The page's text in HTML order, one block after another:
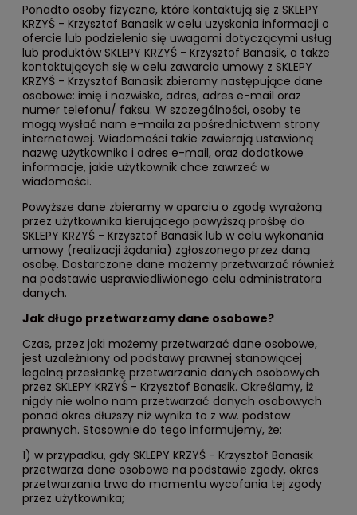
Ponadto osoby fizyczne, które kontaktują się z SKLEPY
KRZYŚ - Krzysztof Banasik w celu uzyskania informacji o
ofercie lub podzielenia się uwagami dotyczącymi usług
lub produktów SKLEPY KRZYŚ - Krzysztof Banasik, a także
kontaktujących się w celu zawarcia umowy z SKLEPY
KRZYŚ - Krzysztof Banasik zbieramy następujące dane
osobowe: imię i nazwisko, adres, adres e-mail oraz
numer telefonu/ faksu. W szczególności, osoby te
mogą wysłać nam e-maila za pośrednictwem strony
internetowej. Wiadomości takie zawierają ustawioną
nazwę użytkownika i adres e-mail, oraz dodatkowe
informacje, jakie użytkownik chce zawrzeć w
wiadomości.
Powyższe dane zbieramy w oparciu o zgodę wyrażoną
przez użytkownika kierującego powyższą prośbę do
SKLEPY KRZYŚ - Krzysztof Banasik lub w celu wykonania
umowy (realizacji żądania) zgłoszonego przez daną
osobę. Dostarczone dane możemy przetwarzać również
na podstawie usprawiedliwionego celu administratora
danych.
Jak długo przetwarzamy dane osobowe?
Czas, przez jaki możemy przetwarzać dane osobowe,
jest uzależniony od podstawy prawnej stanowiącej
legalną przesłankę przetwarzania danych osobowych
przez SKLEPY KRZYŚ - Krzysztof Banasik. Określamy, iż
nigdy nie wolno nam przetwarzać danych osobowych
ponad okres dłuższy niż wynika to z ww. podstaw
prawnych. Stosownie do tego informujemy, że:
1) w przypadku, gdy SKLEPY KRZYŚ - Krzysztof Banasik
przetwarza dane osobowe na podstawie zgody, okres
przetwarzania trwa do momentu wycofania tej zgody
przez użytkownika;